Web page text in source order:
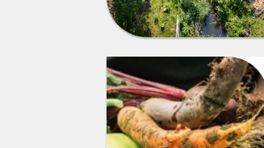
Värmlands län
Västernorrlands län
Västmanlands län
Hultsfred
Härnösand
Härryda
Höör